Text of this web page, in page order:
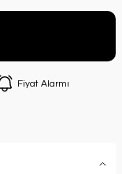
Fiyat Alarmı